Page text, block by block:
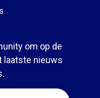
om op de
laatste nieuws